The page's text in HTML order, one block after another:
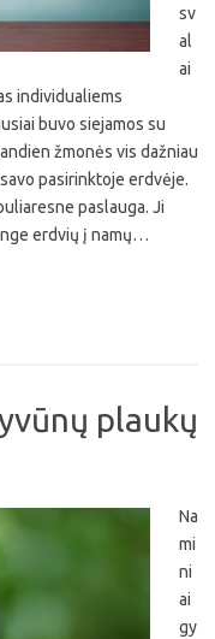
sv
al
ai
individualiems
buvo siejamos su
žmonės vis dažniau
pasirinktoje erdvėje.
paslauga. Ji
erdvių į namų…
plaukų
Na
mi
ni
ai
gy